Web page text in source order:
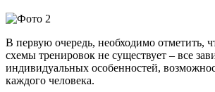
В первую очередь, необходимо отметить,
схемы тренировок не существует – все
индивидуальных особенностей,
каждого человека.